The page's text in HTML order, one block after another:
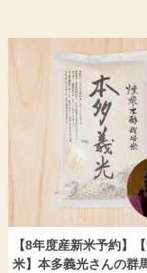
【8年度産新米予約】
米】本多義光さんの群